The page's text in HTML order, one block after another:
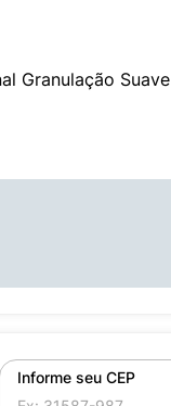
Granulação Suave
Informe seu CEP